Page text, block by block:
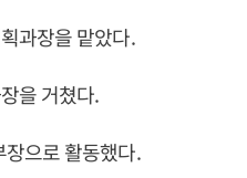
과장을 맡았다.
을 거쳤다.
으로 활동했다.